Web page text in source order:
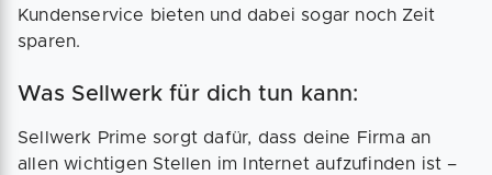
Kundenservice bieten und dabei sogar noch Zeit
sparen.
Was Sellwerk für dich tun kann:
Sellwerk Prime sorgt dafür, dass deine Firma an
allen wichtigen Stellen im Internet aufzufinden ist –